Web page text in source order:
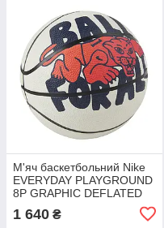
М'яч баскетбольний Nike
EVERYDAY PLAYGROUND
8P GRAPHIC DEFLATED
1 640 ₴